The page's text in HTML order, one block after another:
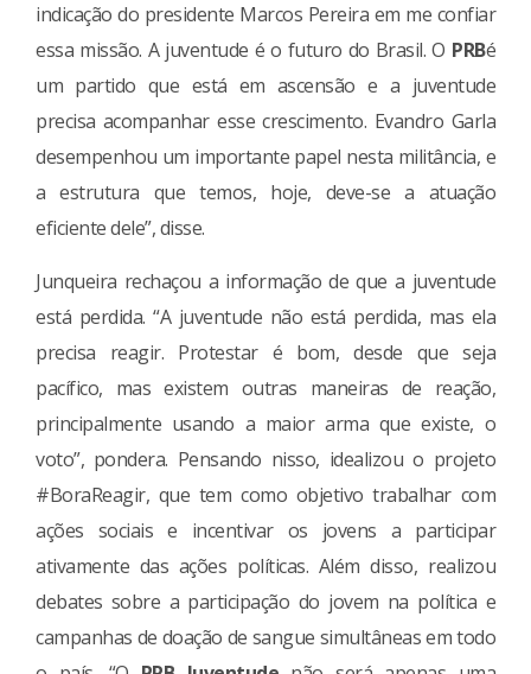
indicação do presidente Marcos Pereira em me confiar
essa missão. A juventude é o futuro do Brasil. O PRBé
um partido que está em ascensão e a juventude
precisa acompanhar esse crescimento. Evandro Garla
desempenhou um importante papel nesta militância, e
a estrutura que temos, hoje, deve-se a atuação
eficiente dele”, disse.
Junqueira rechaçou a informação de que a juventude
está perdida. “A juventude não está perdida, mas ela
precisa reagir. Protestar é bom, desde que seja
pacífico, mas existem outras maneiras de reação,
principalmente usando a maior arma que existe, o
voto”, pondera. Pensando nisso, idealizou o projeto
#BoraReagir, que tem como objetivo trabalhar com
ações sociais e incentivar os jovens a participar
ativamente das ações políticas. Além disso, realizou
debates sobre a participação do jovem na política e
campanhas de doação de sangue simultâneas em todo